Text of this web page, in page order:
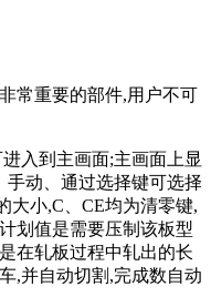
常重要的部件,用户不可
入到主画面;主画面上显
手动、通过选择键可选择
大小,C CE均为清零键,
计划值是需要压制该板型
在轧板过程中轧出的长
,并自动切割 ,完成数自动